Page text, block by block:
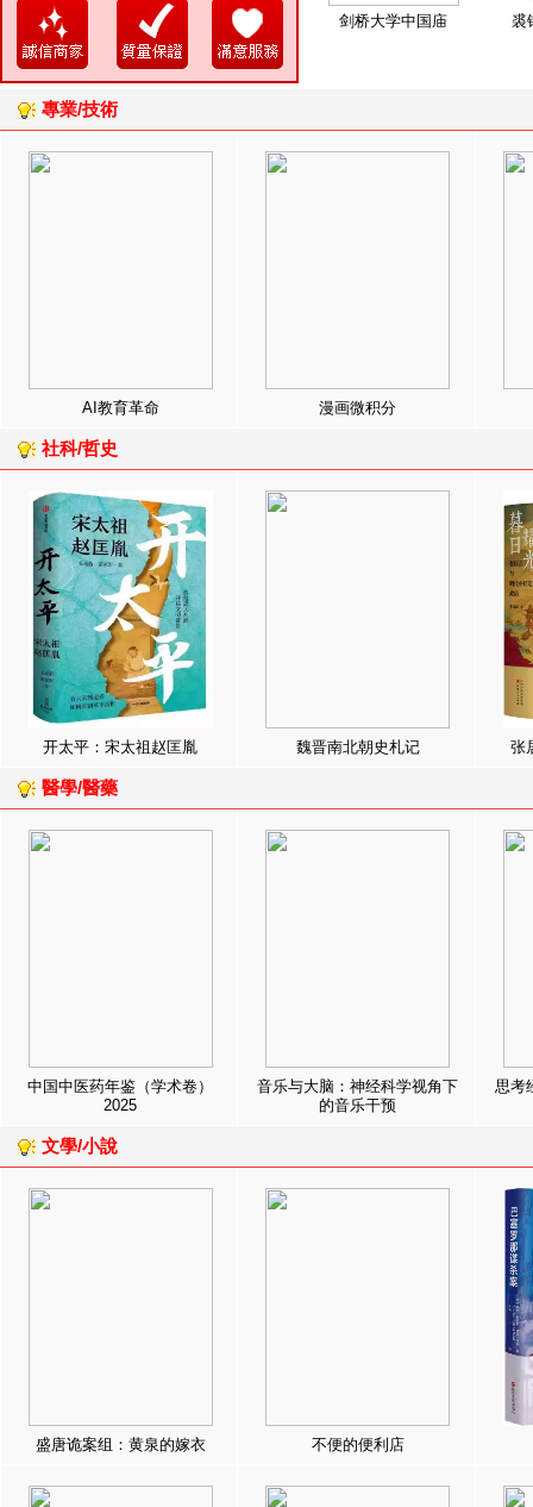
剑桥大学中国庙 裘
專業/技術
AI教育革命 漫画微积分
社科/哲史
开太平：宋太祖赵匡胤 魏晋南北朝史札记 张
醫學/醫藥
中国中医药年鉴（学术卷）
2025
音乐与大脑：神经科学视角下
的音乐干预
思考
文學/小說
盛唐诡案组：黄泉的嫁衣 不便的便利店